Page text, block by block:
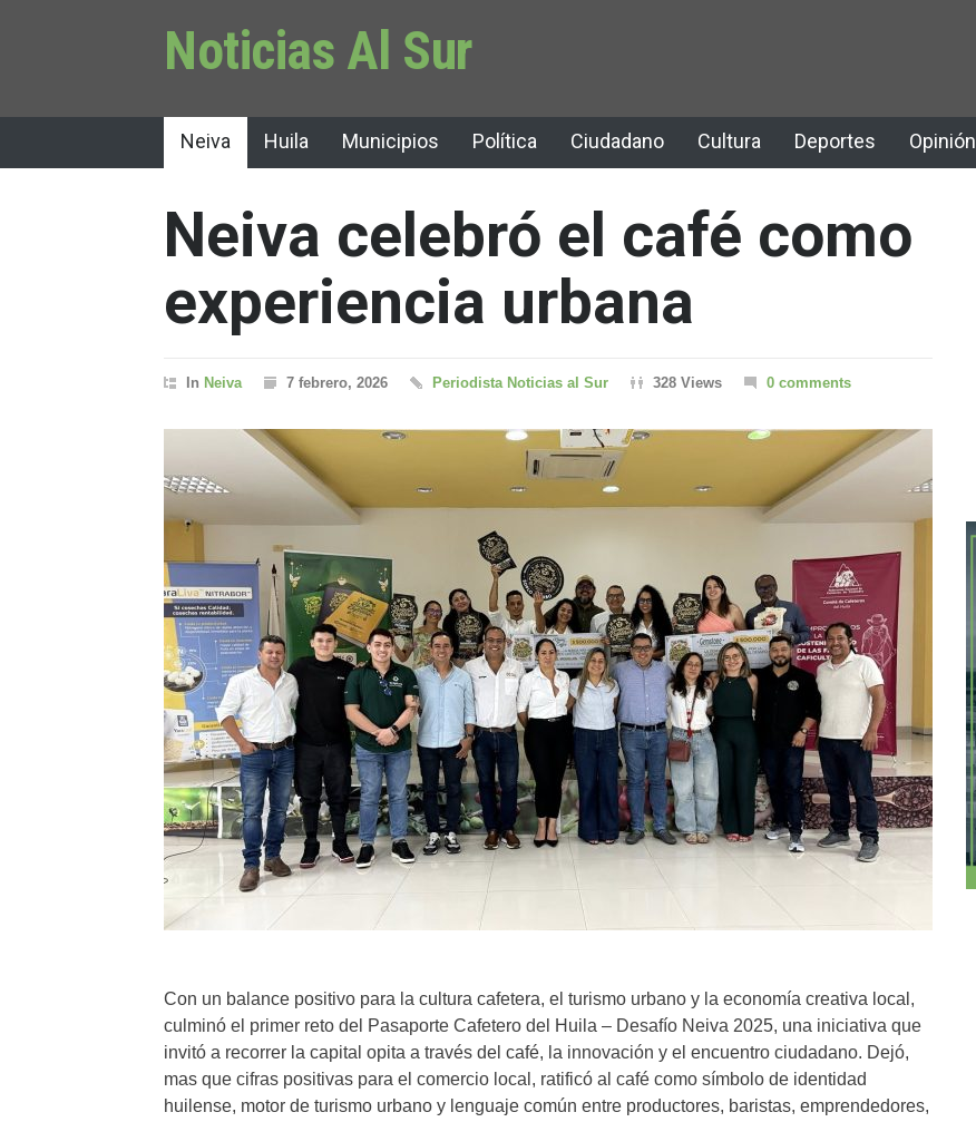
Noticias Al Sur
Neiva Huila Municipios Política Ciudadano Cultura Deportes Opinión
Neiva celebró el café como
experiencia urbana
In Neiva 7 febrero, 2026 Periodista Noticias al Sur 328 Views 0 comments
Con un balance positivo para la cultura cafetera, el turismo urbano y la economía creativa local,
culminó el primer reto del Pasaporte Cafetero del Huila – Desafío Neiva 2025, una iniciativa que
invitó a recorrer la capital opita a través del café, la innovación y el encuentro ciudadano. Dejó,
mas que cifras positivas para el comercio local, ratificó al café como símbolo de identidad
huilense, motor de turismo urbano y lenguaje común entre productores, baristas, emprendedores,